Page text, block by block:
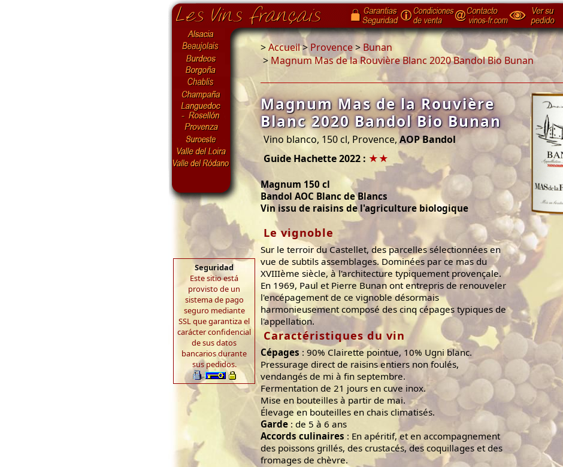
Seguridad
Este sitio está
provisto de un
sistema de pago
seguro mediante
SSL que garantiza el
carácter confidencial
de sus datos
bancarios durante
sus pedidos.
>Accueil>Provence> Bunan
> Magnum Mas de la Rouvière Blanc 2020 Bandol Bio Bunan
Magnum Mas de la Rouvière
Blanc 2020 Bandol Bio Bunan
Vino blanco, 150 cl, Provence,AOP Bandol
Guide Hachette 2022 : ★★
Magnum 150 cl
Bandol AOC Blanc de Blancs
Vin issu de raisins de l'agriculture biologique
Le vignoble
Sur le terroir du Castellet, des parcelles sélectionnées en
vue de subtils assemblages. Dominées par ce mas du
XVIIIème siècle, à l'architecture typiquement provençale.
En 1969, Paul et Pierre Bunan ont entrepris de renouveler
l'encépagement de ce vignoble désormais
harmonieusement composé des cinq cépages typiques de
l'appellation.
Caractéristiques du vin
Cépages : 90% Clairette pointue, 10% Ugni blanc.
Pressurage direct de raisins entiers non foulés,
vendangés de mi à fin septembre.
Fermentation de 21 jours en cuve inox.
Mise en bouteilles à partir de mai.
Élevage en bouteilles en chais climatisés.
Garde : de 5 à 6 ans
Accords culinaires : En apéritif, et en accompagnement
des poissons grillés, des crustacés, des coquillages et des
fromages de chèvre.